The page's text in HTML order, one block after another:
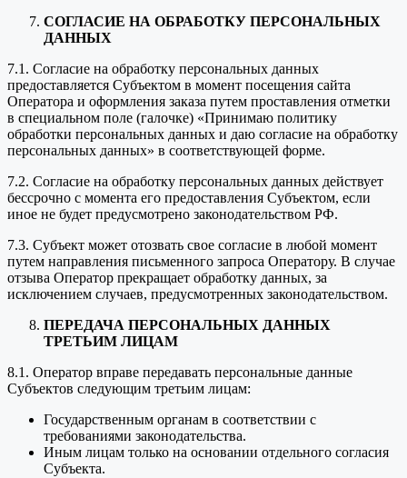
СОГЛАСИЕ НА ОБРАБОТКУ ПЕРСОНАЛЬНЫХ
ДАННЫХ
7.1. Согласие на обработку персональных данных
предоставляется Субъектом в момент посещения сайта
Оператора и оформления заказа путем проставления отметки
в специальном поле (галочке) «Принимаю политику
обработки персональных данных и даю согласие на обработку
персональных данных» в соответствующей форме.
7.2. Согласие на обработку персональных данных действует
бессрочно с момента его предоставления Субъектом, если
иное не будет предусмотрено законодательством РФ.
7.3. Субъект может отозвать свое согласие в любой момент
путем направления письменного запроса Оператору. В случае
отзыва Оператор прекращает обработку данных, за
исключением случаев, предусмотренных законодательством.
ПЕРЕДАЧА ПЕРСОНАЛЬНЫХ ДАННЫХ
ТРЕТЬИМ ЛИЦАМ
8.1. Оператор вправе передавать персональные данные
Субъектов следующим третьим лицам:
Государственным органам в соответствии с
требованиями законодательства.
Иным лицам только на основании отдельного согласия
Субъекта.